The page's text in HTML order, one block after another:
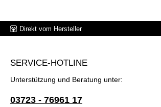
Direkt vom Hersteller
SERVICE-HOTLINE
Unterstützung und Beratung unter:
03723 - 76961 17